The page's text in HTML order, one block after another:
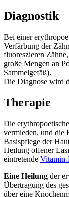
Diagnostik
Bei einer
Verfärbung der
fluoreszieren
große Mengen an
Sammelgefäß).
Die Diagnose wird
Therapie
Die
vermieden, und die
Basispflege der
Heilung offener
eintretende
Eine Heilung der
Übertragung des
über eine